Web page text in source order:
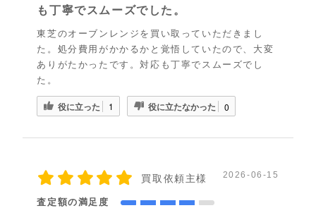
も丁寧でスムーズでした。
東芝のオーブンレンジを買い取っていただきまし
た。処分費用がかかるかと覚悟していたので、大変
ありがたかったです。対応も丁寧でスムーズでし
た。
役に立った 1 役に立たなかった 0
買取依頼主様 2026-06-15
査定額の満足度